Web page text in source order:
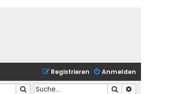
Anmelden
Registrieren
Suche
Suche